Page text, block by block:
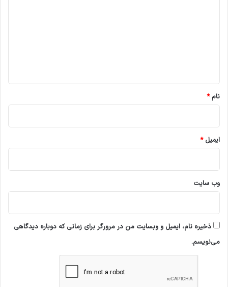
نام*
ایمیل*
وب‌ سایت
ذخیره نام، ایمیل و وبسایت من در مرورگر برای زمانی که دوباره دیدگاهی
می‌نویسم.